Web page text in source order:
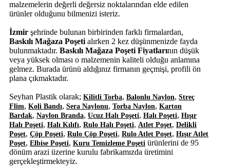
malzemelerin değerli değersiz noktalarından elde edilen
ürünler olduğunu bilmenizi isteriz.
İzmir şehrinde bulunan birbirinden farklı firmalardan,
Baskılı Mağaza Poşeti alırken 2 kez düşünmenizde fayda
bulunmaktadır. Baskılı Mağaza Poşeti Fiyatlarının düşük
veya yüksek olması o malzemenin kaliteli olduğu anlamına
gelmez. Burada ürünü aldığınız firmanın geçmişi, profili ön
plana çıkmaktadır.
Seyhan Plastik olarak; Kilitli Torba, Balonlu Naylon, Streç
Flim, Koli Bandı, Sera Naylonu, Torba Naylon, Karton
Bardak, Naylon Branda, Ucuz Halı Poşeti, Halı Poşeti, Hışır
Halı Poşeti, Halı Kılıfı, Rulo Halı Poşeti, Atlet Poşet, Delikli
Poşet, Çöp Poşeti, Rulo Çöp Poşeti, Rulo Atlet Poşet, Hışır Atlet
Poşet, Elbise Poşeti, Kuru Temizleme Poşeti ürünlerini de 95
dönüm arazi üzerine kurulu fabrikamızda üretimini
gerçekleştirmekteyiz.